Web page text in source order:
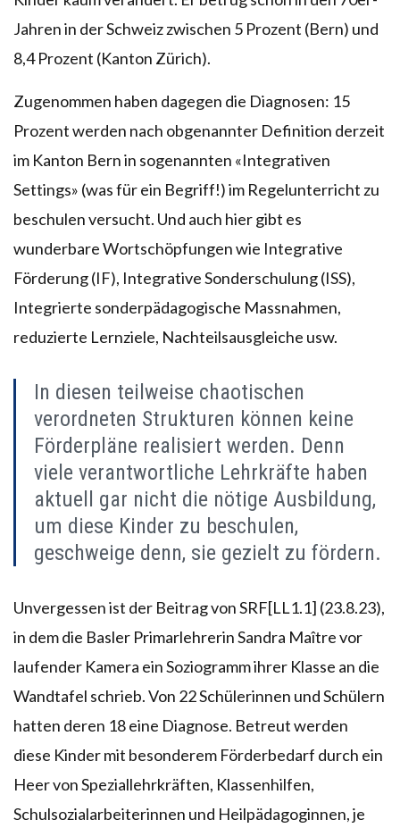
Jahren in der Schweiz zwischen 5 Prozent (Bern) und
8,4 Prozent (Kanton Zürich).
Zugenommen haben dagegen die Diagnosen: 15
Prozent werden nach obgenannter Definition derzeit
im Kanton Bern in sogenannten «Integrativen
Settings» (was für ein Begriff!) im Regelunterricht zu
beschulen versucht. Und auch hier gibt es
wunderbare Wortschöpfungen wie Integrative
Förderung (IF), Integrative Sonderschulung (ISS),
Integrierte sonderpädagogische Massnahmen,
reduzierte Lernziele, Nachteilsausgleiche usw.
In diesen teilweise chaotischen
verordneten Strukturen können keine
Förderpläne realisiert werden. Denn
viele verantwortliche Lehrkräfte haben
aktuell gar nicht die nötige Ausbildung,
um diese Kinder zu beschulen,
geschweige denn, sie gezielt zu fördern.
Unvergessen ist der Beitrag von SRF[LL1.1] (23.8.23),
in dem die Basler Primarlehrerin Sandra Maître vor
laufender Kamera ein Soziogramm ihrer Klasse an die
Wandtafel schrieb. Von 22 Schülerinnen und Schülern
hatten deren 18 eine Diagnose. Betreut werden
diese Kinder mit besonderem Förderbedarf durch ein
Heer von Speziallehrkräften, Klassenhilfen,
Schulsozialarbeiterinnen und Heilpädagoginnen, je